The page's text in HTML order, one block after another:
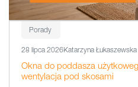
Porady
28 lipca 2026Katarzyna Łukaszewska
Okna do poddasza
wentylacja pod skosami